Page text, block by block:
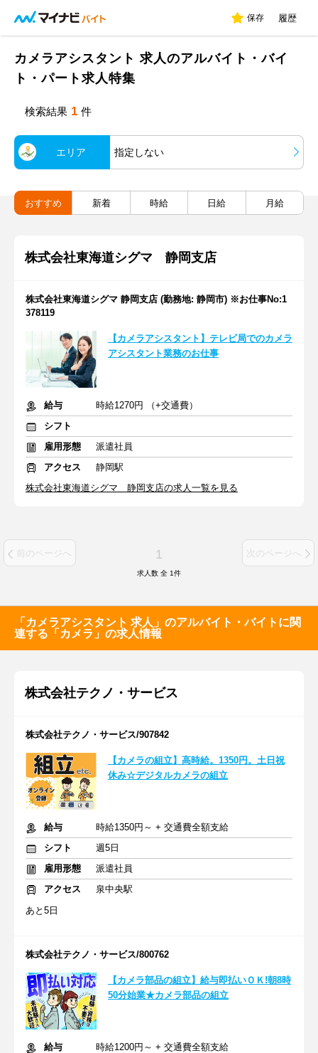
保存 履歴
カメラアシスタント 求人のアルバイト・バイ
ト・パート求人特集
検索結果 1 件
エリア 指定しない
おすすめ 新着 時給 日給 月給
株式会社東海道シグマ 静岡支店
株式会社東海道シグマ 静岡支店 (勤務地: 静岡市) ※お仕事No:1
378119
【カメラアシスタント】テレビ局でのカメラ
アシスタント業務のお仕事
給与
時給1270円 （+交通費）
シフト
雇用形態
派遣社員
アクセス
静岡駅
株式会社東海道シグマ 静岡支店の求人一覧を見る
前のページへ 1 次のページへ
求人数 全 1件
「カメラアシスタント 求人」のアルバイト・バイトに関
連する「カメラ」の求人情報
株式会社テクノ・サービス
株式会社テクノ・サービス/907842
【カメラの組立】高時給。1350円。土日祝
休み☆デジタルカメラの組立
給与
時給1350円～ + 交通費全額支給
シフト
週5日
雇用形態
派遣社員
アクセス
泉中央駅
あと5日
株式会社テクノ・サービス/800762
【カメラ部品の組立】給与即払いＯＫ!朝8時
50分始業★カメラ部品の組立
給与
時給1200円～ + 交通費全額支給